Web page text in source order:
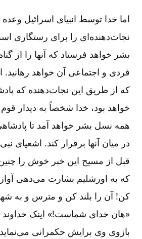
اما خدا توسط انبیای اسرائیل وعده
نجات‌دهنده‌ای را برای رستگاری
بشر خواهد فرستاد که آنها را از
فردی و اجتماعی آن خواهد رهانید.
که از طریق این نجات‌دهنده که
خواهد بود، خدا شخصاً به دیدار
همه نسل بشر خواهد آمد تا
قبل از مسیح این خبر خوش را
که به اورشلیم بشارت می‌دهی
کن! آن را بلند کن و مترس و به
«هان خدای شماست!» اینک خداوند
بازوی وی برایش حکمرانی